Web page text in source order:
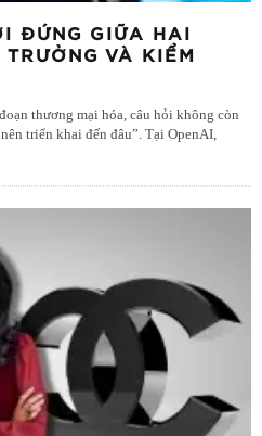
ĐỨNG GIỮA HAI
VÀ KIỂM
thương mại hóa, câu hỏi không còn
triển khai đến đâu”. Tại OpenAI,